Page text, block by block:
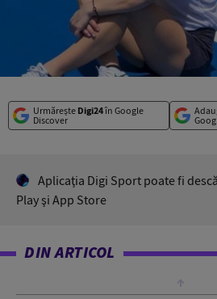
Urmărește Digi24în Google
Discover
Aplicaţia Digi Sport poate fi
Play şi App Store
DIN ARTICOL